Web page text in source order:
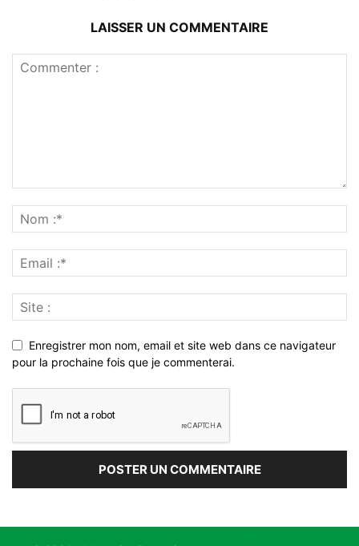
LAISSER UN COMMENTAIRE
Enregistrer mon nom, email et site web dans ce navigateur
pour la prochaine fois que je commenterai.